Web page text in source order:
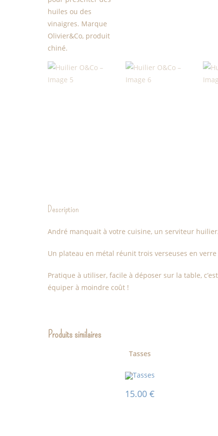
Description
André manquait à votre cuisine, un serviteur
Un plateau en métal réunit trois verseuses en
Pratique à utiliser, facile à déposer sur la table,
équiper à moindre coût !
Produits similaires
Tasses
15.00€